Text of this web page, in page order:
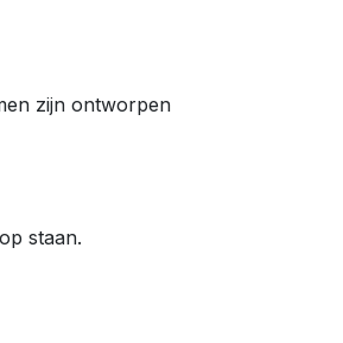
zijn ontworpen
staan.